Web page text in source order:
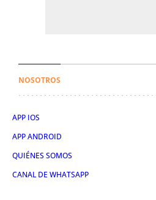
NOSOTROS
APP IOS
APP ANDROID
QUIÉNES SOMOS
CANAL DE WHATSAPP